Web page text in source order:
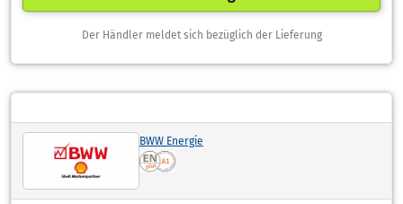
Der Händler meldet sich bezüglich der Lieferung
BWW Energie